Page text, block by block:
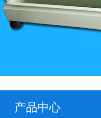
产品中心